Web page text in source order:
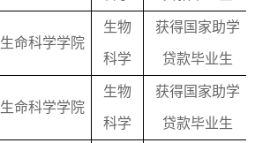
生命科学学院
生物
科学
获得国家助学
贷款毕业生
生命科学学院
生物
科学
获得国家助学
贷款毕业生